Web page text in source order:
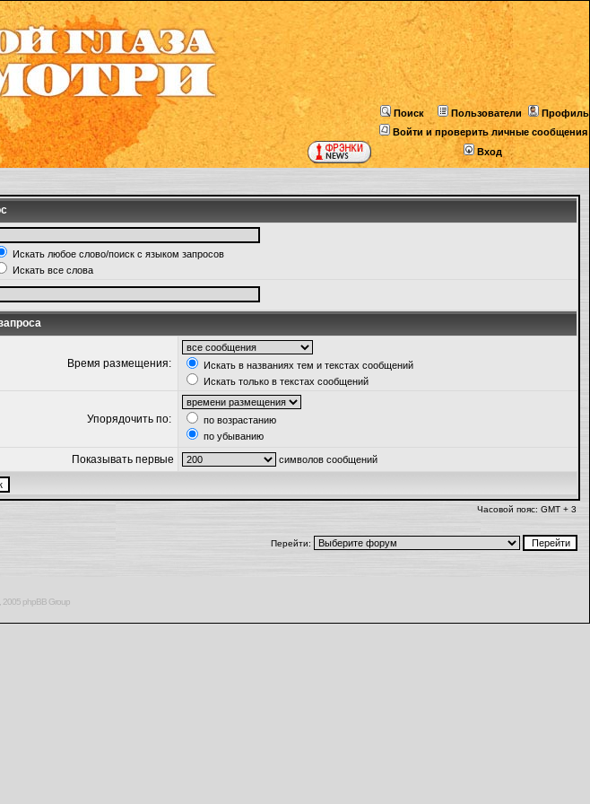
Поиск Пользователи
Профиль
Войти и проверить личные сообщения
Вход
Искать любое слово/поиск с языком запросов
Искать все слова
Время размещения:
Искать в названиях тем и текстах сообщений
Искать только в текстах сообщений
Упорядочить по:
по возрастанию
по убыванию
Показывать первые символов сообщений
Часовой пояс: GMT + 3
Перейти:
phpBB Group